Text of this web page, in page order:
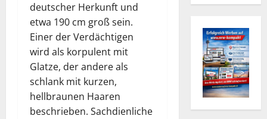
deutscher Herkunft und
etwa 190 cm groß sein.
Einer der Verdächtigen
wird als korpulent mit
Glatze, der andere als
schlank mit kurzen,
hellbraunen Haaren
beschrieben. Sachdienliche